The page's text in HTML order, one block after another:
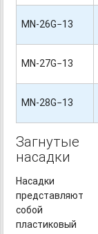
MN-26G−13
MN-27G−13
MN-28G−13
Загнутые
насадки
Насадки
представляют
собой
пластиковый